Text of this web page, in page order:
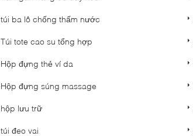
túi ba lô chống thấm nước
Túi tote cao su tổng hợp
Hộp đựng thẻ ví da
Hộp đựng súng massage
hộp lưu trữ
túi đeo vai